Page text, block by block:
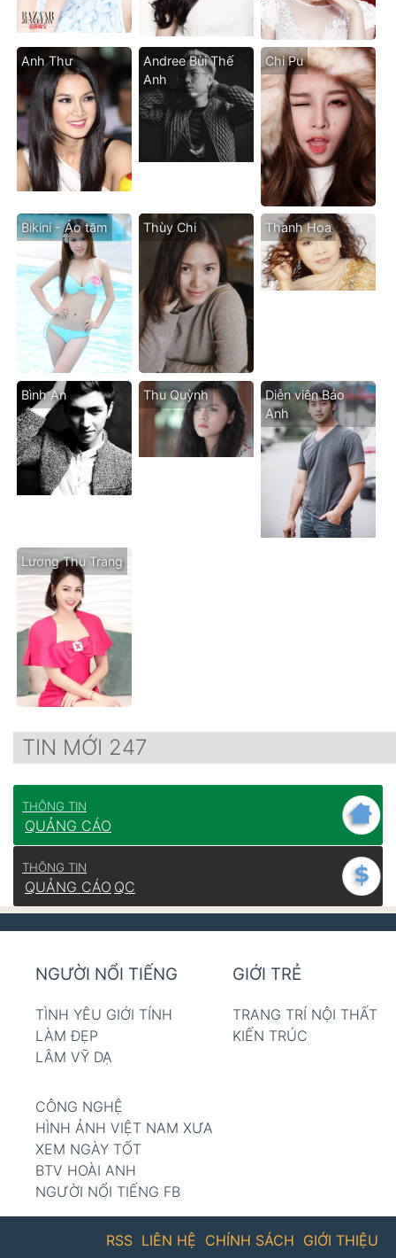
Anh Thư
Andree Bùi Thế
Anh
Chi Pu
Bikini - Áo tăm Thùy Chi Thanh Hoa
Bình An Thu Quỳnh
Diễn viên Bảo
Anh
Lương Thu Trang
TIN MỚI 247
THÔNG TIN
QUẢNG CÁO
THÔNG TIN
QUẢNG CÁO QC
NGƯỜI NỔI TIẾNG
TÌNH YÊU GIỚI TÍNH
LÀM ĐẸP
LÂM VỸ DẠ
GIỚI TRẺ
TRANG TRÍ NỘI THẤT
KIẾN TRÚC
CÔNG NGHỆ
HÌNH ẢNH VIỆT NAM XƯA
XEM NGÀY TỐT
BTV HOÀI ANH
NGƯỜI NỔI TIẾNG FB
GIỚI THIỆU
CHÍNH SÁCH
LIÊN HỆ
RSS